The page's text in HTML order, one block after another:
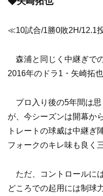
≪10試合/1勝0敗2H/12.1
森浦と同じく中継ぎで
2016年のドラ1・矢崎拓也
プロ入り後の5年間は思
が、今シーズンは開幕か
トレートの球威は中継ぎ
フォークのキレ味も良く
ただ、コントロールに
どころでの起用には制球